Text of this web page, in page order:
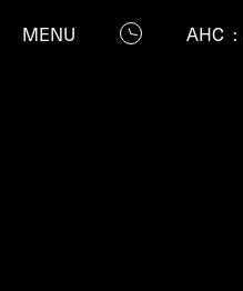
MENU AHC :